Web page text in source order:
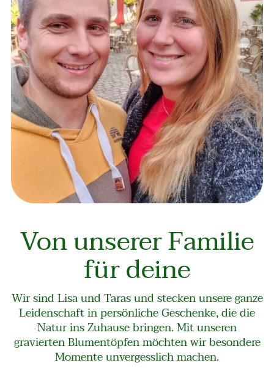
Von unserer Familie
für deine
Wir sind Lisa und Taras und stecken unsere ganze
Leidenschaft in persönliche Geschenke, die die
Natur ins Zuhause bringen. Mit unseren
gravierten Blumentöpfen möchten wir besondere
Momente unvergesslich machen.